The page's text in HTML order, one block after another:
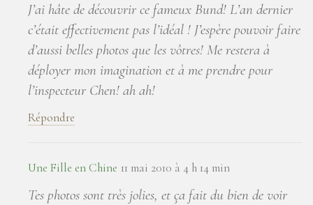
J’ai hâte de découvrir ce fameux Bund! L’an dernier
c’était effectivement pas l’idéal ! J’espère pouvoir faire
d’aussi belles photos que les vôtres! Me restera à
déployer mon imagination et à me prendre pour
l’inspecteur Chen! ah ah!
Répondre
Une Fille en Chine 11 mai 2010 à 4 h 14 min
Tes photos sont très jolies, et ça fait du bien de voir